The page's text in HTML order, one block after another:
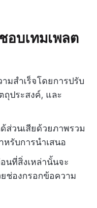
บเทมเพลต
มสำเร็จโดยการปรับ
ถุประสงค์, และ
ส่วนเสียด้วยภาพรวม
หรับการนำเสนอ
นที่สิ่งเหล่านั้นจะ
ช่องกรอกข้อความ